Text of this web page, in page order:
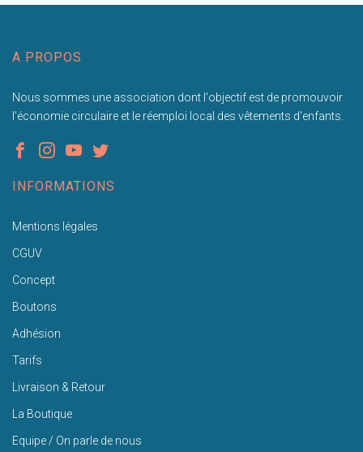
A PROPOS
Nous sommes une association dont l'objectif est de promouvoir
l'économie circulaire et le réemploi local des vêtements d'enfants.
INFORMATIONS
Mentions légales
CGUV
Concept
Boutons
Adhésion
Tarifs
Livraison & Retour
La Boutique
Equipe / On parle de nous